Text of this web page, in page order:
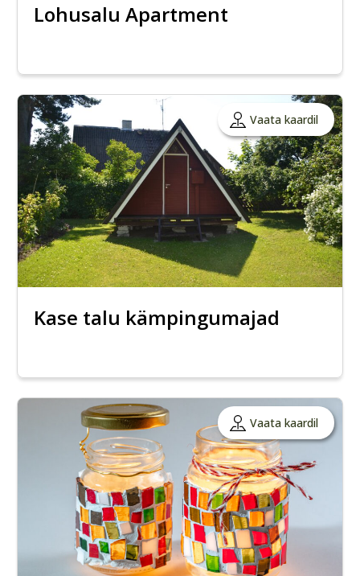
Lohusalu Apartment
Vaata kaardil
Kase talu kämpingumajad
Vaata kaardil